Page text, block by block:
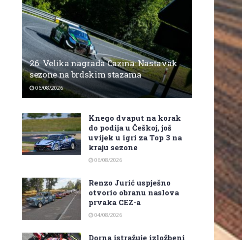
26. Velika nagrada Cazina: Nastavak
sezone na brdskim stazama
06/08/2026
Knego dvaput na korak
do podija u Češkoj, još
uvijek u igri za Top 3 na
kraju sezone
06/08/2026
Renzo Jurić uspješno
otvorio obranu naslova
prvaka CEZ-a
04/08/2026
Dorna istražuje izložbeni